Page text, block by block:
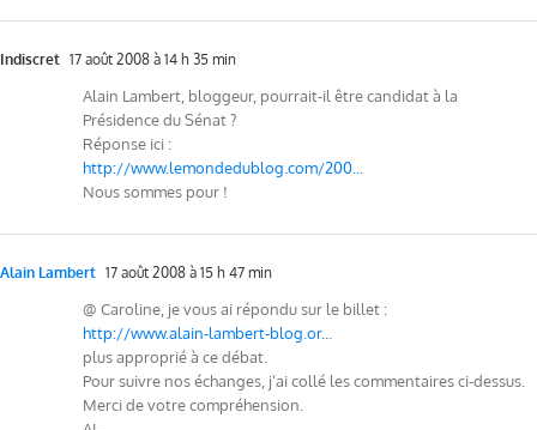
Indiscret 17 août 2008 à 14 h 35 min
Alain Lambert, bloggeur, pourrait-il être candidat à la
Présidence du Sénat ?
Réponse ici :
http://www.lemondedublog.com/200..
Nous sommes pour !
Alain Lambert 17 août 2008 à 15 h 47 min
@ Caroline, je vous ai répondu sur le billet :
http://www.alain-lambert-blog.or..
plus approprié à ce débat.
Pour suivre nos échanges, j’ai collé les commentaires ci-dessus.
Merci de votre compréhension.